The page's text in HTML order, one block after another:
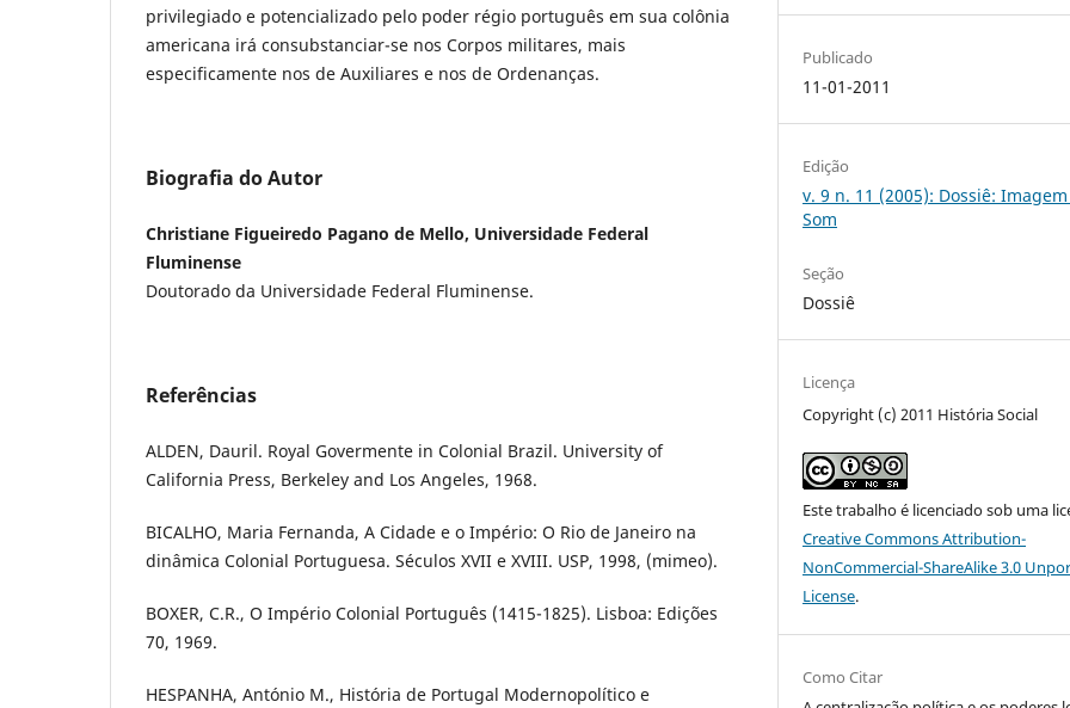
privilegiado e potencializado pelo poder régio português em sua colônia
americana irá consubstanciar-se nos Corpos militares, mais
especificamente nos de Auxiliares e nos de Ordenanças.
Biografia do Autor
Christiane Figueiredo Pagano de Mello, Universidade Federal
Fluminense
Doutorado da Universidade Federal Fluminense.
Referências
ALDEN, Dauril. Royal Govermente in Colonial Brazil. University of
California Press, Berkeley and Los Angeles, 1968.
BICALHO, Maria Fernanda, A Cidade e o Império: O Rio de Janeiro na
dinâmica Colonial Portuguesa. Séculos XVII e XVIII. USP, 1998, (mimeo).
BOXER, C.R., O Império Colonial Português (1415-1825). Lisboa: Edições
70, 1969.
HESPANHA, António M., História de Portugal Modernopolítico e
Publicado
11-01-2011
Edição
v. 9 n. 11 (2005): Dossiê:
Som
Seção
Dossiê
Licença
Copyright (c) 2011 História Social
Este trabalho é licenciado sob uma
Creative Commons Attribution-
NonCommercial-ShareAlike 3.0
License.
Como Citar